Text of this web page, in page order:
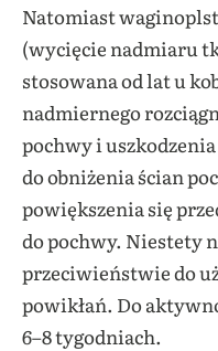
Natomiast
(wycięcie nadmiaru
stosowana od lat u
nadmiernego
pochwy i
do obniżenia ścian
powiększenia się
do pochwy. Niestety
przeciwieństwie do
powikłań. Do
6–8 tygodniach.